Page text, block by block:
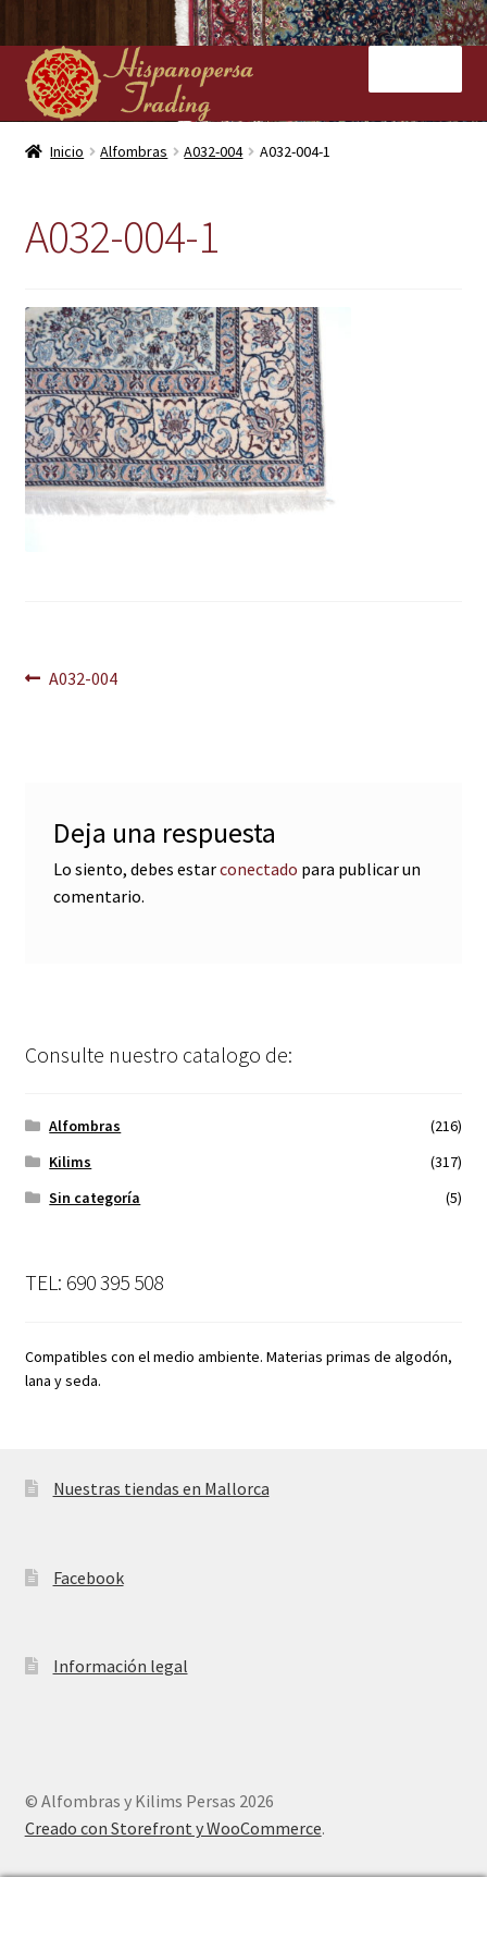
Ir
a
la
navegación
Ir
al
contenido
Inicio
Kilims
Contacto
Inicio Alfombras A032-004 A032-004-1
A032-004-1
Navegación
Anterior:
A032-004
Deja una respuesta
Lo siento, debes estarconectado para publicar un
comentario.
Consulte nuestro catalogo de:
Alfombras
(216)
Kilims
(317)
Sin categoría
(5)
TEL: 690 395 508
Compatibles con el medio ambiente. Materias primas de algodón,
lana y seda.
Nuestras tiendas en Mallorca
Facebook
Información legal
© Alfombras y Kilims Persas 2026
Creado con Storefront y WooCommerce.